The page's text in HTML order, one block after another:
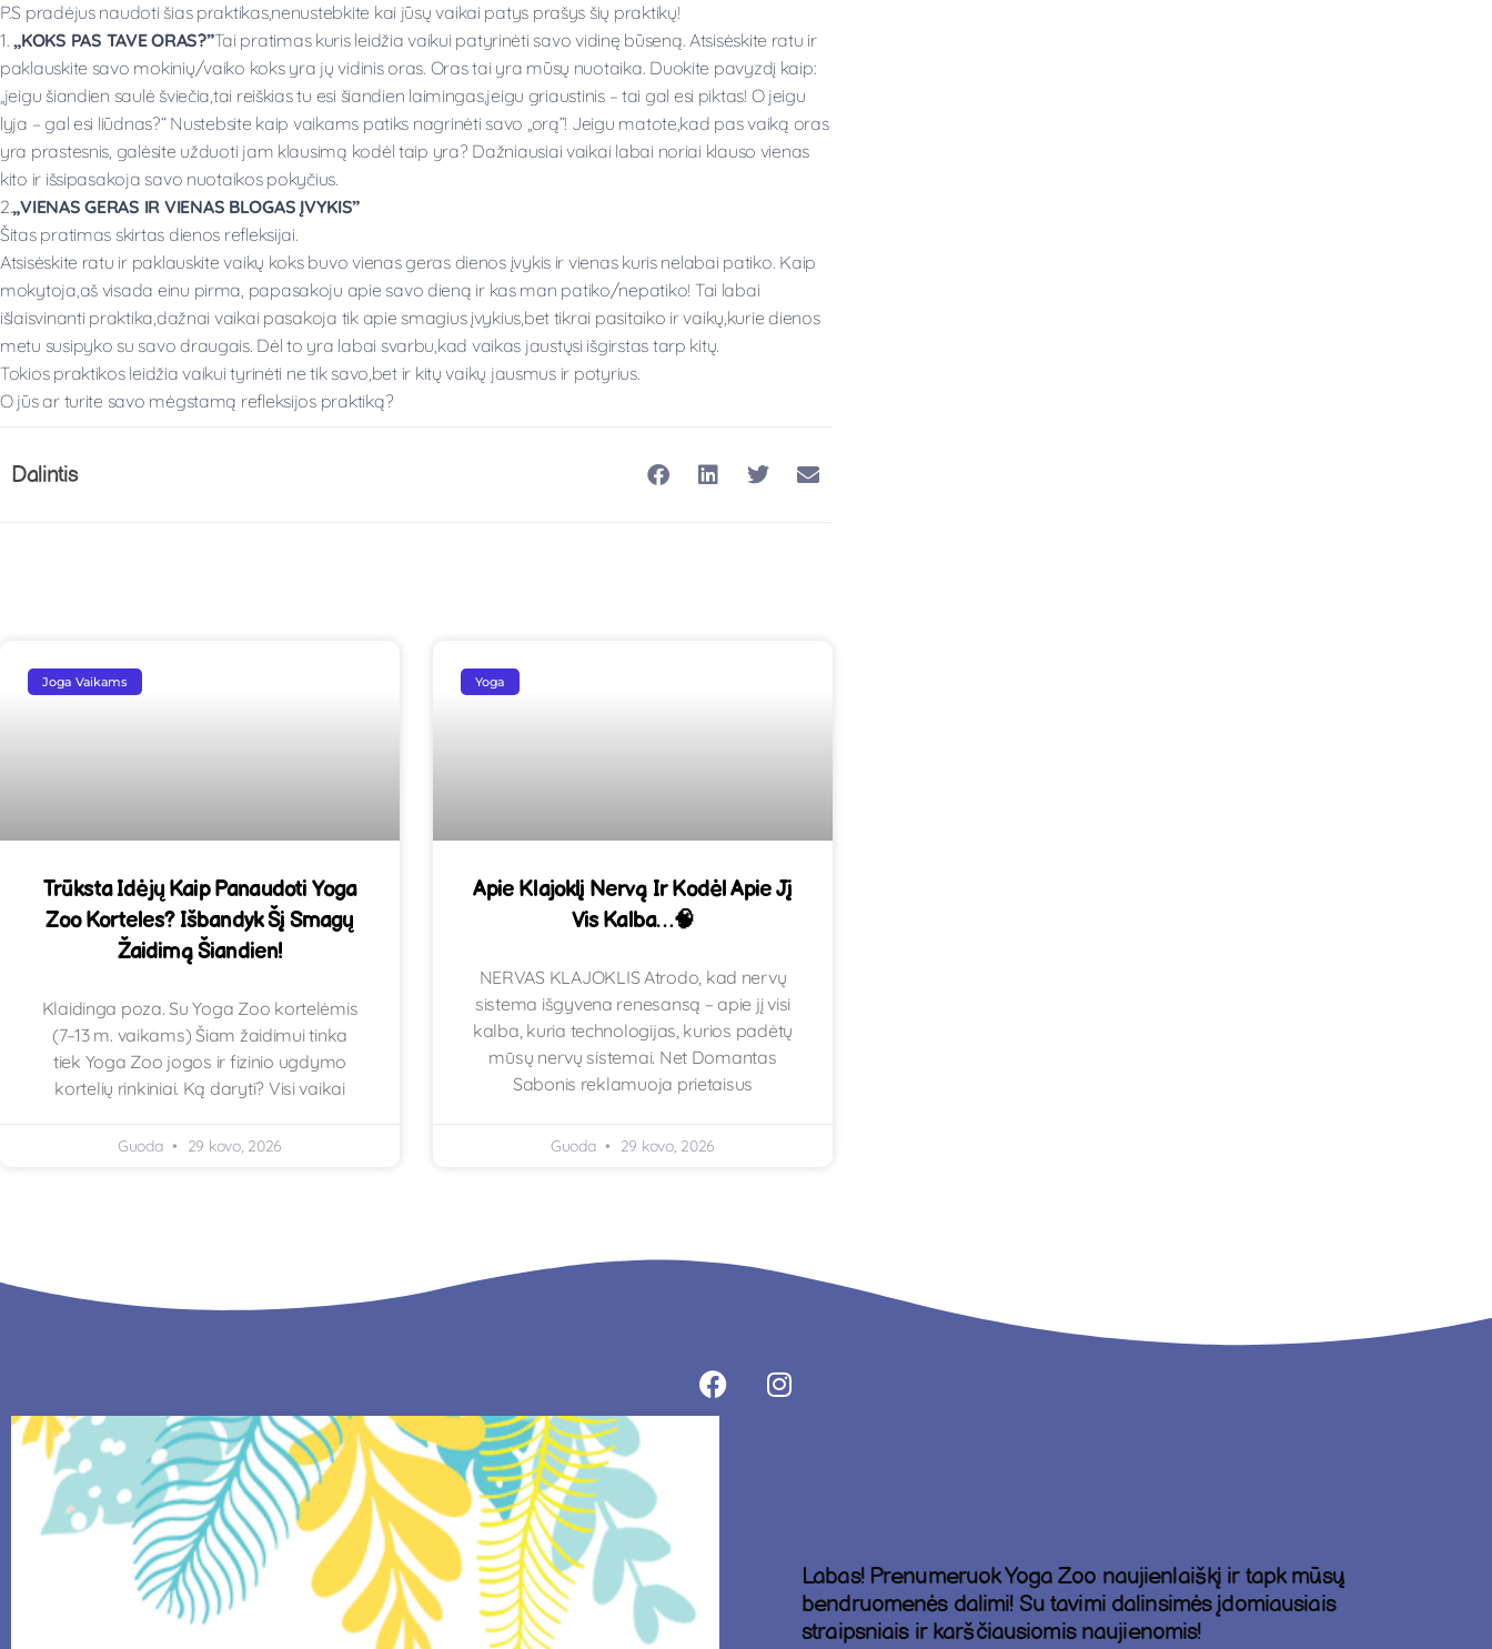
P.S pradėjus naudoti šias praktikas,nenustebkite kai jūsų vaikai patys prašys šių praktikų!
1.„KOKS PAS TAVE ORAS?”Tai pratimas kuris leidžia vaikui patyrinėti savo vidinę būseną. Atsisėskite ratu ir
paklauskite savo mokinių/vaiko koks yra jų vidinis oras. Oras tai yra mūsų nuotaika. Duokite pavyzdį kaip:
„jeigu šiandien saulė šviečia,tai reiškias tu esi šiandien laimingas,jeigu griaustinis – tai gal esi piktas! O jeigu
lyja – gal esi liūdnas?“ Nustebsite kaip vaikams patiks nagrinėti savo „orą”! Jeigu matote,kad pas vaiką oras
yra prastesnis, galėsite užduoti jam klausimą kodėl taip yra? Dažniausiai vaikai labai noriai klauso vienas
kito ir išsipasakoja savo nuotaikos pokyčius.
2.„VIENAS GERAS IR VIENAS BLOGAS ĮVYKIS”
Šitas pratimas skirtas dienos refleksijai.
Atsisėskite ratu ir paklauskite vaikų koks buvo vienas geras dienos įvykis ir vienas kuris nelabai patiko. Kaip
mokytoja,aš visada einu pirma, papasakoju apie savo dieną ir kas man patiko/nepatiko! Tai labai
išlaisvinanti praktika,dažnai vaikai pasakoja tik apie smagius įvykius,bet tikrai pasitaiko ir vaikų,kurie dienos
metu susipyko su savo draugais. Dėl to yra labai svarbu,kad vaikas jaustųsi išgirstas tarp kitų.
Tokios praktikos leidžia vaikui tyrinėti ne tik savo,bet ir kitų vaikų jausmus ir potyrius.
O jūs ar turite savo mėgstamą refleksijos praktiką?
Dalintis
Joga Vaikams
Trūksta Idėjų Kaip Panaudoti Yoga
Zoo Korteles? Išbandyk Šį Smagų
Žaidimą Šiandien!
Klaidinga poza. Su Yoga Zoo kortelėmis
(7–13 m. vaikams) Šiam žaidimui tinka
tiek Yoga Zoo jogos ir fizinio ugdymo
kortelių rinkiniai. Ką daryti? Visi vaikai
Guoda 29 kovo, 2026
Yoga
Apie Klajoklį Nervą Ir Kodėl Apie Jį
Vis Kalba…🧠
NERVAS KLAJOKLIS Atrodo, kad nervų
sistema išgyvena renesansą – apie jį visi
kalba, kuria technologijas, kurios padėtų
mūsų nervų sistemai. Net Domantas
Sabonis reklamuoja prietaisus
Guoda 29 kovo, 2026
Labas! Prenumeruok Yoga Zoo naujienlaiškį ir tapk mūsų
bendruomenės dalimi! Su tavimi dalinsimės įdomiausiais
straipsniais ir karščiausiomis naujienomis!